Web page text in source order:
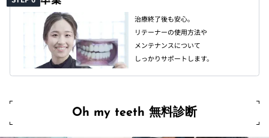
治療終了後も安心。
リテーナーの使用方法や
メンテナンスについて
しっかりサポートします。
無料診断
Oh my teeth 無料診断